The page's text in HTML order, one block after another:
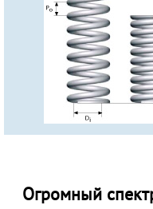
Огромный